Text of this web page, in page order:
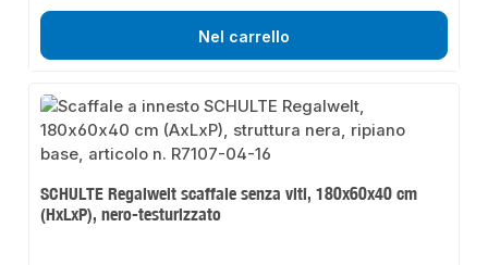
Nel carrello
SCHULTE Regalwelt scaffale senza viti, 180x60x40 cm
(HxLxP), nero-testurizzato